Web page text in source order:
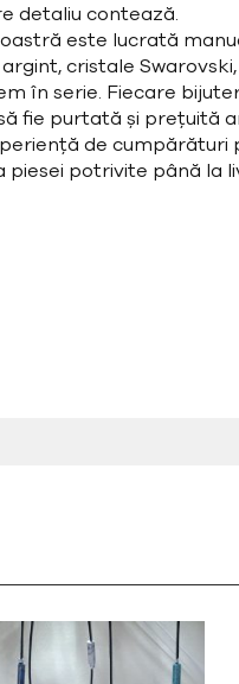
detaliu contează.
este lucrată
cristale
în serie. Fiecare
fie purtată și prețuită
de cumpărături
potrivite până la